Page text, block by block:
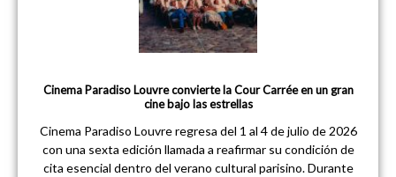
Cinema Paradiso Louvre convierte la Cour Carrée en un gran
cine bajo las estrellas
Cinema Paradiso Louvre regresa del 1 al 4 de julio de 2026
con una sexta edición llamada a reafirmar su condición de
cita esencial dentro del verano cultural parisino. Durante